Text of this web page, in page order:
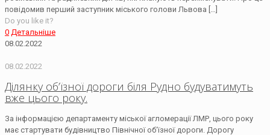
повідомив перший заступник міського голови Львова
Do you like it?
0 Детальніше
08.02.2022
08.02.2022
Ділянку об’їзної дороги біля Рудно будуватимуть
вже цього року.
За інформацією департаменту міської агломерації ЛМР, цього року
має стартувати будівництво Північної об‘їзної дороги. Дорогу